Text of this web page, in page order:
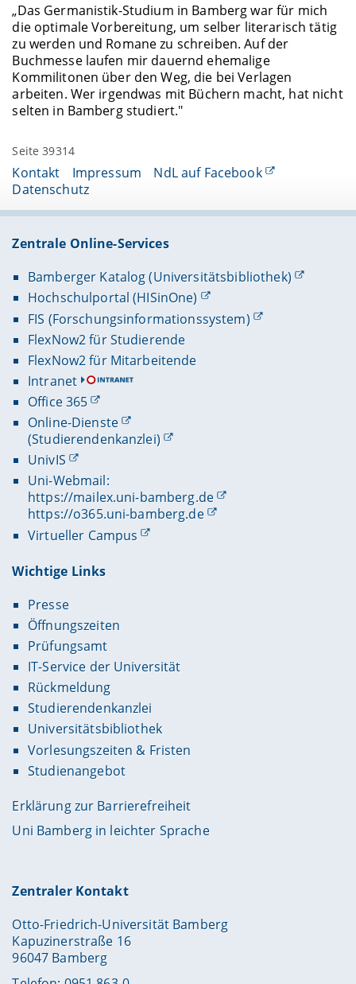
„Das Germanistik-Studium in Bamberg war für mich
die optimale Vorbereitung, um selber literarisch tätig
zu werden und Romane zu schreiben. Auf der
Buchmesse laufen mir dauernd ehemalige
Kommilitonen über den Weg, die bei Verlagen
arbeiten. Wer irgendwas mit Büchern macht, hat nicht
selten in Bamberg studiert."
Seite 39314
Kontakt Impressum
NdL auf Facebook
Datenschutz
Zentrale Online-Services
Bamberger Katalog (Universitätsbibliothek)
Hochschulportal (HISinOne)
FIS (Forschungsinformationssystem)
FlexNow2 für Studierende
FlexNow2 für Mitarbeitende
Intranet
Office 365
Online-Dienste
(Studierendenkanzlei)
UnivIS
Uni-Webmail:
https://mailex.uni-bamberg.de
https://o365.uni-bamberg.de
Virtueller Campus
Wichtige Links
Presse
Öffnungszeiten
Prüfungsamt
IT-Service der Universität
Rückmeldung
Studierendenkanzlei
Universitätsbibliothek
Vorlesungszeiten & Fristen
Studienangebot
Erklärung zur Barrierefreiheit
Uni Bamberg in leichter Sprache
Zentraler Kontakt
Otto-Friedrich-Universität Bamberg
Kapuzinerstraße 16
96047 Bamberg